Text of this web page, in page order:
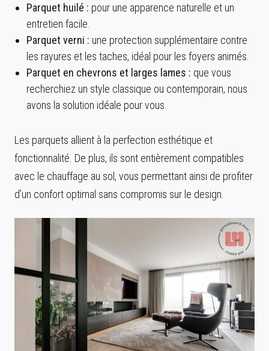
Parquet huilé : pour une apparence naturelle et un
entretien facile.
Parquet verni : une protection supplémentaire contre
les rayures et les taches, idéal pour les foyers animés.
Parquet en chevrons et larges lames : que vous
recherchiez un style classique ou contemporain, nous
avons la solution idéale pour vous.
Les parquets allient à la perfection esthétique et
fonctionnalité. De plus, ils sont entièrement compatibles
avec le chauffage au sol, vous permettant ainsi de profiter
d’un confort optimal sans compromis sur le design.